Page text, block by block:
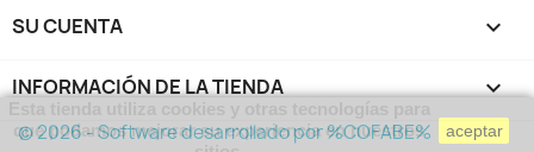
SU CUENTA 
INFORMACIÓN DE LA TIENDA keyboard_arrow_down
que podamos mejorar su experiencia en nuestros
aceptar
© 2026 - Software desarrollado por %COFABE%